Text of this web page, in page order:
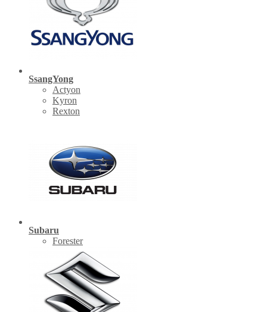
SsangYong
Actyon
Kyron
Rexton
Subaru
Forester